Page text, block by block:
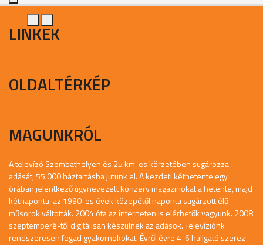
LINKEK
OLDALTÉRKÉP
MAGUNKRÓL
A televízó Szombathelyen és 25 km-es körzetében sugározza
adását, 55.000 háztartásba jutunk el. A kezdeti kéthetente egy
órában jelentkező úgynevezett konzerv magazinokat a hetente, majd
kétnaponta, az 1990-es évek közepétől naponta sugárzott élő
műsorok váltották. 2004 óta az interneten is elérhetők vagyunk. 2008
szeptemberé-től digitálisan készülnek az adások. Televíziónk
rendszeresen fogad gyakornokokat. Évről évre 4-6 hallgató szerez